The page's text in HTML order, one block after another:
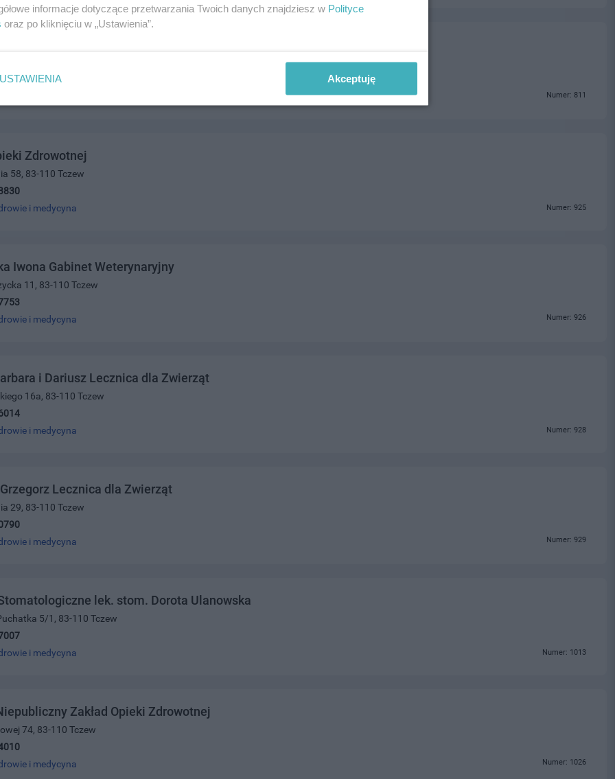
Numer: 811
Zdrowotnej
58, 83-110 Tczew
i medycyna Numer: 925
Iwona Gabinet Weterynaryjny
11, 83-110 Tczew
i medycyna Numer: 926
i Dariusz Lecznica dla Zwierząt
16a, 83-110 Tczew
i medycyna Numer: 928
Lecznica dla Zwierząt
29, 83-110 Tczew
i medycyna Numer: 929
lek. stom. Dorota Ulanowska
5/1, 83-110 Tczew
i medycyna Numer: 1013
Zakład Opieki Zdrowotnej
74, 83-110 Tczew
i medycyna Numer: 1026
informacje dotyczące przetwarzania Twoich danych znajdziesz w Polityce
oraz po kliknięciu w „Ustawienia”.
USTAWIENIA Akceptuję